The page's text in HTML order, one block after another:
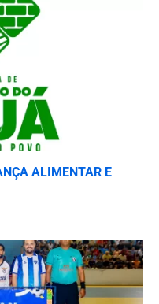
ALIMENTAR E